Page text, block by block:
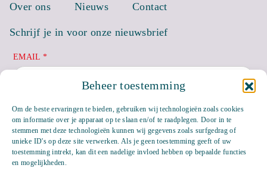
Beheer toestemming
Om de beste ervaringen te bieden, gebruiken wij technologieën zoals cookies
om informatie over je apparaat op te slaan en/of te raadplegen. Door in te
stemmen met deze technologieën kunnen wij gegevens zoals surfgedrag of
unieke ID's op deze site verwerken. Als je geen toestemming geeft of uw
toestemming intrekt, kan dit een nadelige invloed hebben op bepaalde functies
en mogelijkheden.
Over ons
Nieuws Contact
Schrijf je in voor onze nieuwsbrief
EMAIL *